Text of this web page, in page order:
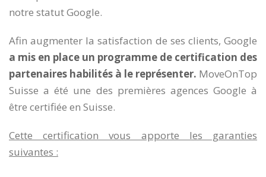
notre statut Google.
Afin augmenter la satisfaction de ses clients, Google
a mis en place un programme de certification des
partenaires habilités à le représenter. MoveOnTop
Suisse a été une des premières agences Google à
être certifiée en Suisse.
Cette certification vous apporte les garanties
suivantes :